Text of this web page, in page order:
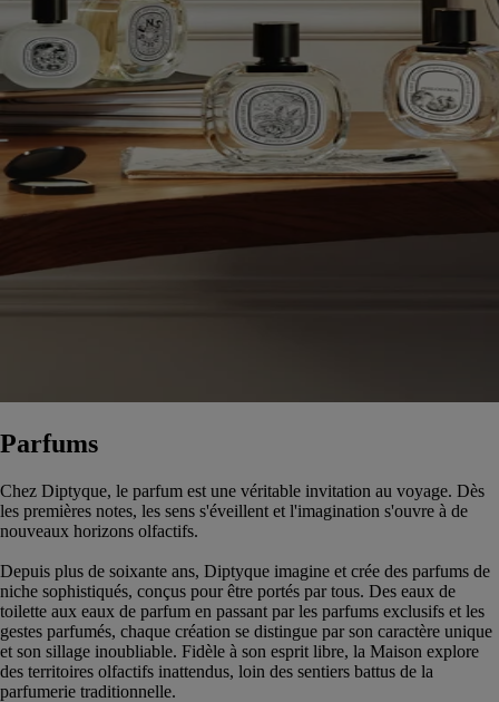
Parfums
Chez Diptyque, le parfum est une véritable invitation au voyage. Dès
les premières notes, les sens s'éveillent et l'imagination s'ouvre à de
nouveaux horizons olfactifs.
Depuis plus de soixante ans, Diptyque imagine et crée des parfums de
niche sophistiqués, conçus pour être portés par tous. Des eaux de
toilette aux eaux de parfum en passant par les parfums exclusifs et les
gestes parfumés, chaque création se distingue par son caractère unique
et son sillage inoubliable. Fidèle à son esprit libre, la Maison explore
des territoires olfactifs inattendus, loin des sentiers battus de la
parfumerie traditionnelle.